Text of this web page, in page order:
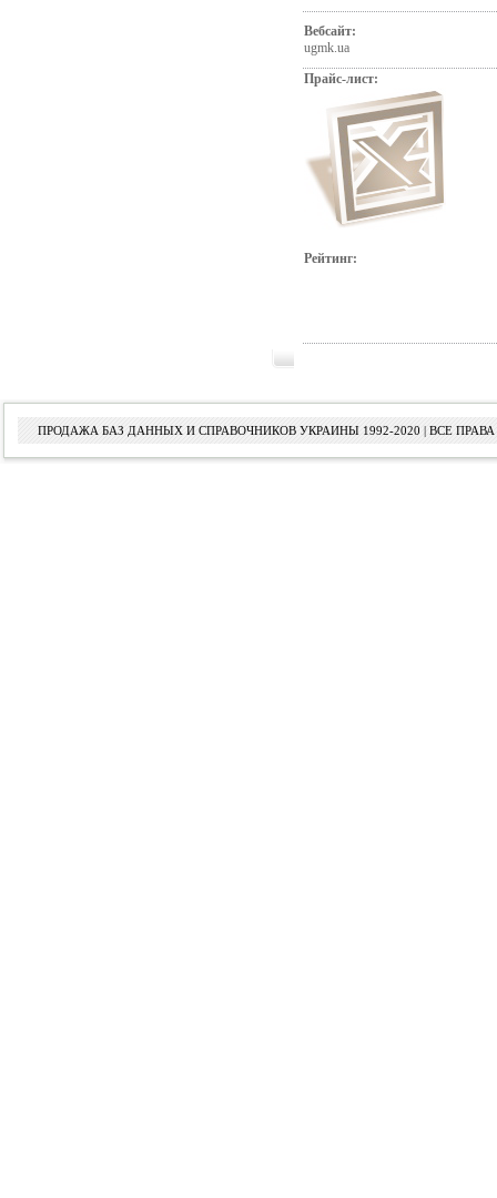
Вебсайт:
ugmk.ua
Прайс-лист:
Рейтинг:
ПРОДАЖА БАЗ ДАННЫХ И СПРАВОЧНИКОВ УКРАИНЫ 1992-2020 | ВСЕ